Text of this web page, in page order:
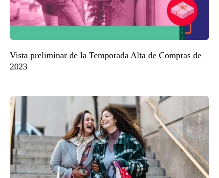
Vista preliminar de la Temporada Alta de Compras de
2023